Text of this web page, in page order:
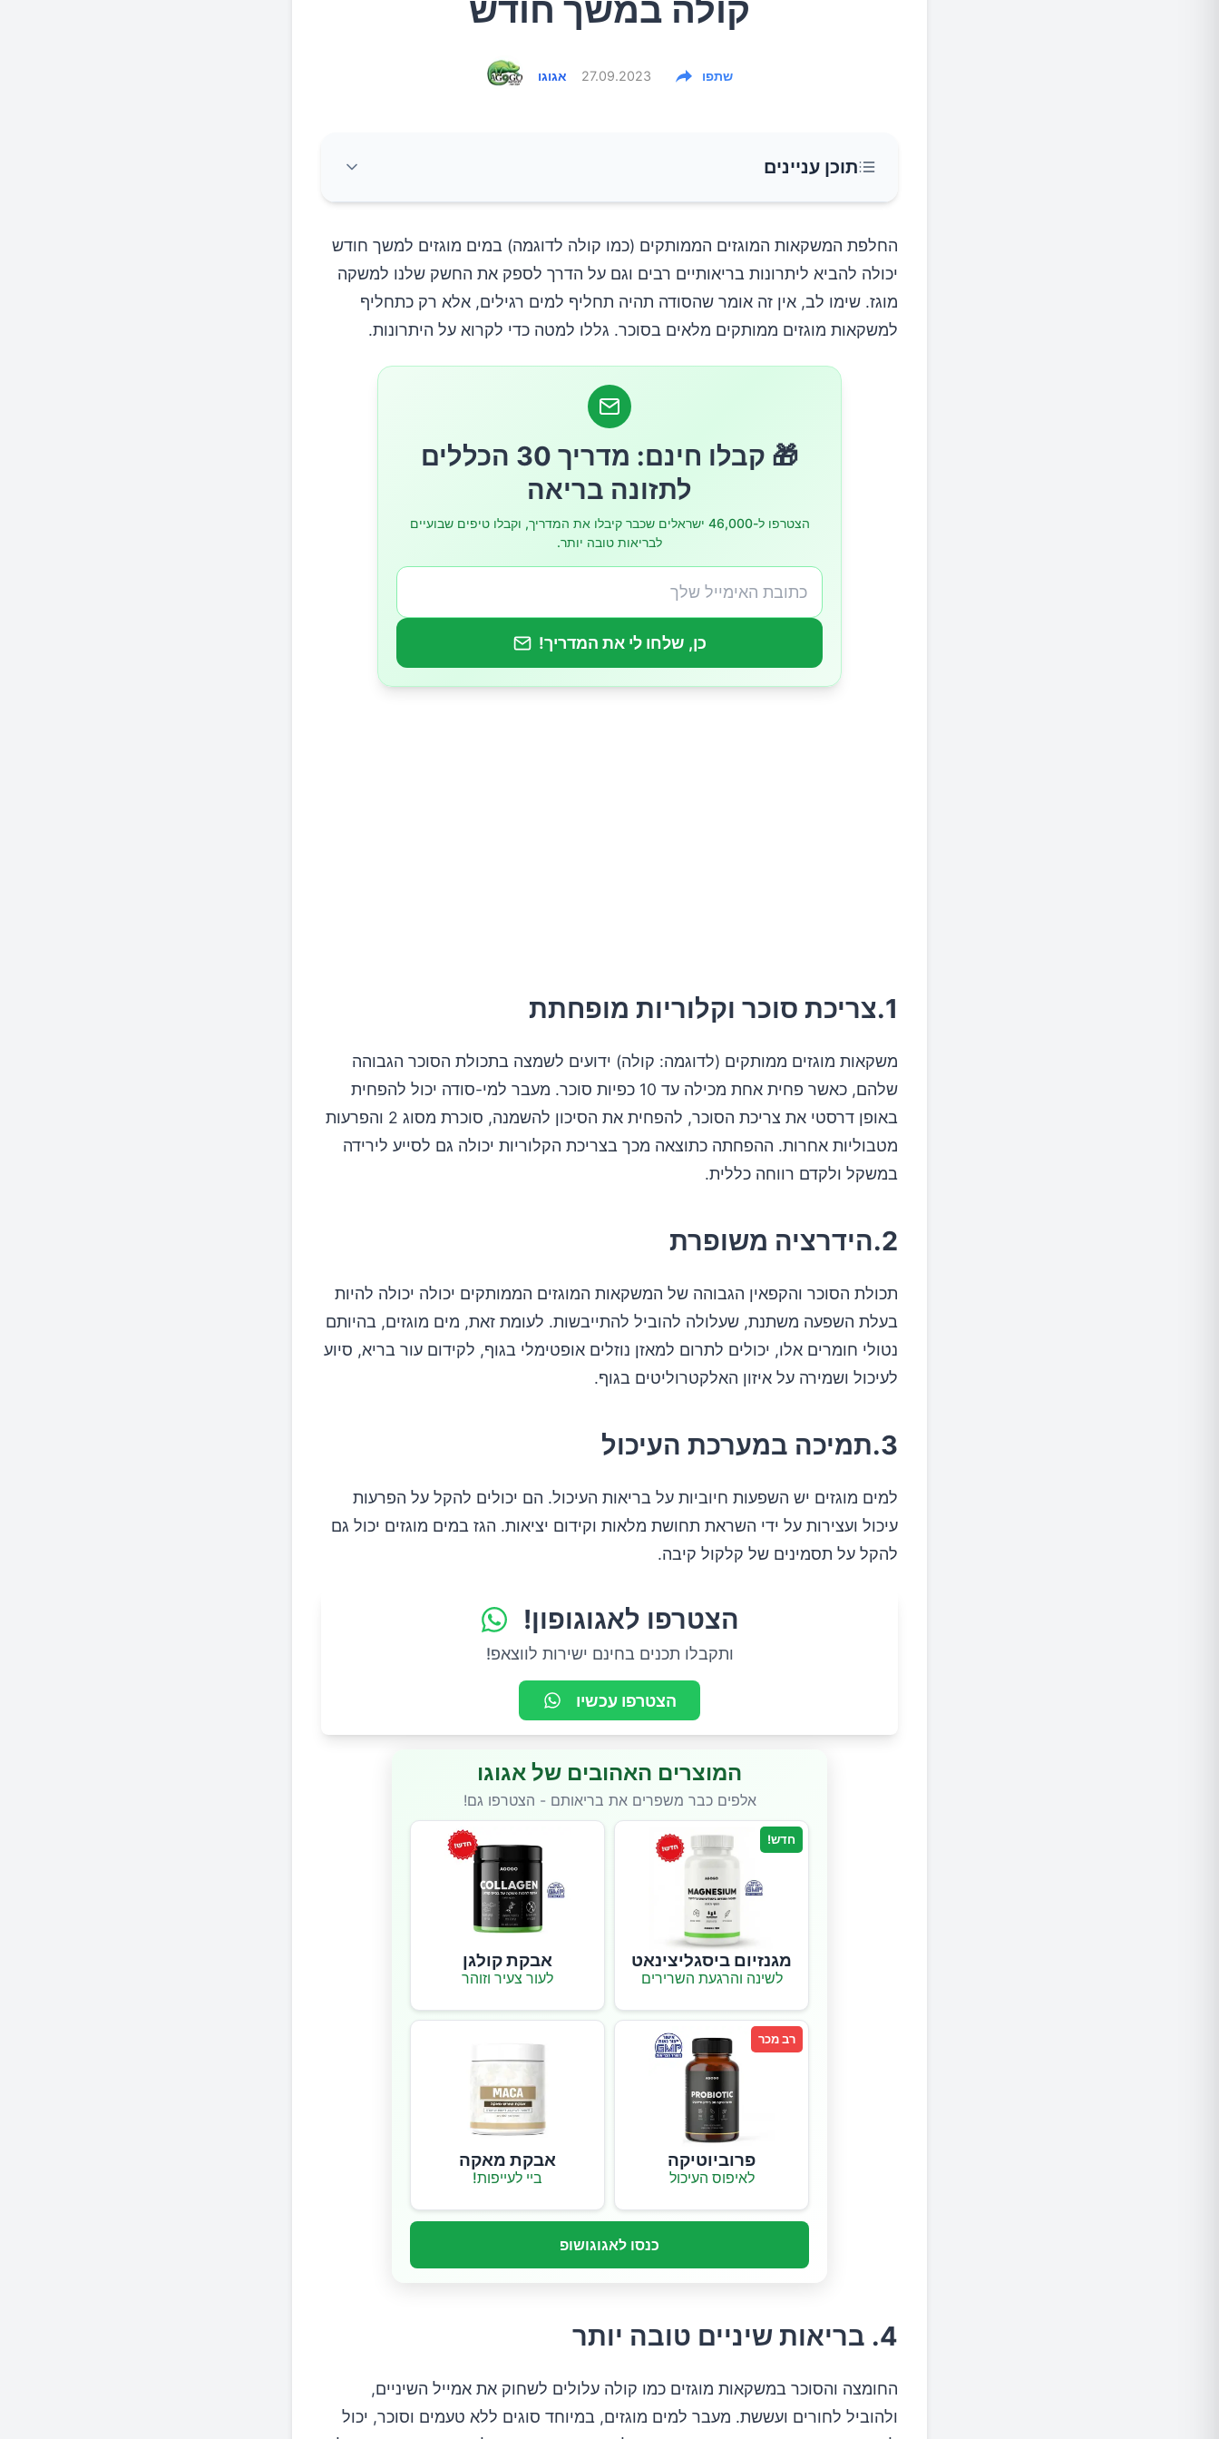
קולה במשך חודש
אגוגו 27.09.2023 שתפו
תוכן עניינים
1.צריכת סוכר וקלוריות מופחתת
2.הידרציה משופרת
שתו מים מוגזים, אבל במידה!
החלפת המשקאות המוגזים הממותקים (כמו קולה לדוגמה) במים מוגזים למשך חודש
יכולה להביא ליתרונות בריאותיים רבים וגם על הדרך לספק את החשק שלנו למשקה
מוגז. שימו לב, אין זה אומר שהסודה תהיה תחליף למים רגילים, אלא רק כתחליף
למשקאות מוגזים ממותקים מלאים בסוכר. גללו למטה כדי לקרוא על היתרונות.
🎁 קבלו חינם: מדריך 30 הכללים
לתזונה בריאה
הצטרפו ל-46,000 ישראלים שכבר קיבלו את המדריך, וקבלו טיפים שבועיים
לבריאות טובה יותר.
כן, שלחו לי את המדריך!
1.צריכת סוכר וקלוריות מופחתת
משקאות מוגזים ממותקים (לדוגמה: קולה) ידועים לשמצה בתכולת הסוכר הגבוהה
שלהם, כאשר פחית אחת מכילה עד 10 כפיות סוכר. מעבר למי-סודה יכול להפחית
באופן דרסטי את צריכת הסוכר, להפחית את הסיכון להשמנה, סוכרת מסוג 2 והפרעות
מטבוליות אחרות. ההפחתה כתוצאה מכך בצריכת הקלוריות יכולה גם לסייע לירידה
במשקל ולקדם רווחה כללית.
2.הידרציה משופרת
תכולת הסוכר והקפאין הגבוהה של המשקאות המוגזים הממותקים יכולה יכולה להיות
בעלת השפעה משתנת, שעלולה להוביל להתייבשות. לעומת זאת, מים מוגזים, בהיותם
נטולי חומרים אלו, יכולים לתרום למאזן נוזלים אופטימלי בגוף, לקידום עור בריא, סיוע
לעיכול ושמירה על איזון האלקטרוליטים בגוף.
3.תמיכה במערכת העיכול
למים מוגזים יש השפעות חיוביות על בריאות העיכול. הם יכולים להקל על הפרעות
עיכול ועצירות על ידי השראת תחושת מלאות וקידום יציאות. הגז במים מוגזים יכול גם
להקל על תסמינים של קלקול קיבה.
הצטרפו לאגוגופון!
ותקבלו תכנים בחינם ישירות לווצאפ!
הצטרפו עכשיו
המוצרים האהובים של אגוגו
אלפים כבר משפרים את בריאותם - הצטרפו גם!
חדש!
מגנזיום ביסגליצינאט
לשינה והרגעת השרירים
אבקת קולגן
לעור צעיר וזוהר
רב מכר
פרוביוטיקה
לאיפוס העיכול
אבקת מאקה
ביי לעייפות!
כנסו לאגוגושופ
4. בריאות שיניים טובה יותר
החומצה והסוכר במשקאות מוגזים כמו קולה עלולים לשחוק את אמייל השיניים,
ולהוביל לחורים ועששת. מעבר למים מוגזים, במיוחד סוגים ללא טעמים וסוכר, יכול